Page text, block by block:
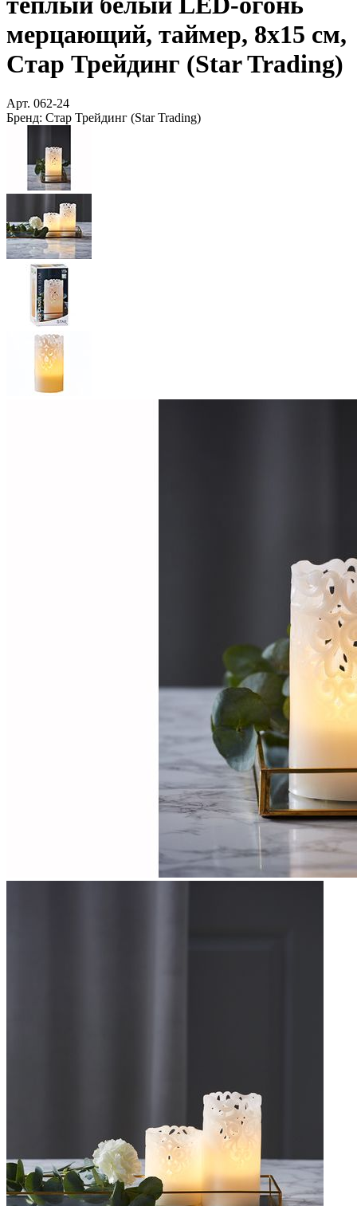
мерцающий, таймер, 8х15 см,
Стар Трейдинг (Star Trading)
Арт. 062-24
Бренд: Стар Трейдинг (Star Trading)